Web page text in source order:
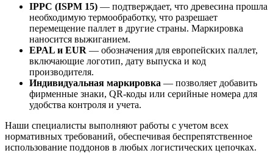
IPPC (ISPM 15) — подтверждает, что древесина прошла
необходимую термообработку, что разрешает
перемещение паллет в другие страны. Маркировка
наносится выжиганием.
EPAL и EUR — обозначения для европейских паллет,
включающие логотип, дату выпуска и код
производителя.
Индивидуальная маркировка — позволяет добавить
фирменные знаки, QR-коды или серийные номера для
удобства контроля и учета.
Наши специалисты выполняют работы с учетом всех
нормативных требований, обеспечивая беспрепятственное
использование поддонов в любых логистических цепочках.